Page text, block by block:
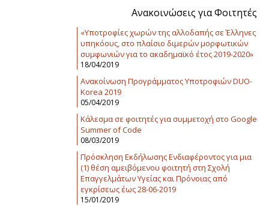
Ανακοινώσεις για Φοιτητές
«Υποτροφίες χωρών της αλλοδαπής σε Έλληνες
υπηκόους, στο πλαίσιο διμερών μορφωτικών
συμφωνιών για το ακαδημαϊκό έτος 2019-2020»
18/04/2019
Ανακοίνωση Προγράμματος Υποτροφιών DUO-
Korea 2019
05/04/2019
Κάλεσμα σε φοιτητές για συμμετοχή στο Google
Summer of Code
08/03/2019
Πρόσκληση Εκδήλωσης Ενδιαφέροντος για μια
(1) θέση αμειβόμενου φοιτητή στη Σχολή
Επαγγελμάτων Υγείας και Πρόνοιας από
εγκρίσεως έως 28-06-2019
15/01/2019